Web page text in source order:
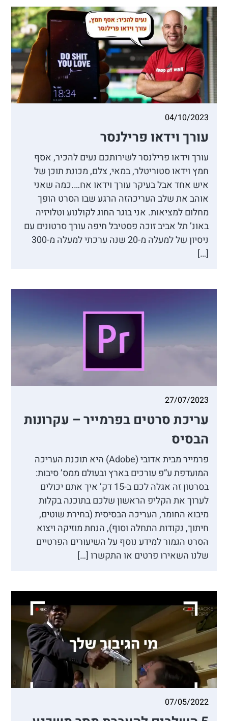
04/10/2023
עורך וידאו פרילנסר
עורך וידאו פרילנסר לשירותכם נעים להכיר, אסף
חמץ וידאו סטוריטלר, במאי, צלם, מכונת תוכן של
איש אחד אבל בעיקר עורך וידאו אח….כמה שאני
אוהב את שלב העריכהזה הרגע שבו הסרט הופך
מחלום למציאות. אני בוגר החוג לקולנוע וטלויזיה
באונ’ תל אביב זוכה פסטיבל חיפה עורך סרטונים עם
ניסיון של למעלה מ-20 שנה ערכתי למעלה מ-300
[…]
27/07/2023
עריכת סרטים בפרמייר – עקרונות
הבסיס
פרמייר מבית אדובי (Adobe) היא תוכנת העריכה
המועדפת ע”פ עורכים בארץ ובעולם ממס’ סיבות:
בסרטון זה אגלה לכם ב-15 דק’ איך אתם יכולים
לערוך את הקליפ הראשון שלכם בתוכנה בקלות
מיבוא החומר, העריכה הבסיסית (בחירת שוטים,
חיתוך, נקודות התחלה וסוף), הנחת מוזיקה ויצוא
הסרט הגמור למידע נוסף על השיעורים הפרטיים
שלנו השאירו פרטים או התקשרו […]
07/05/2022